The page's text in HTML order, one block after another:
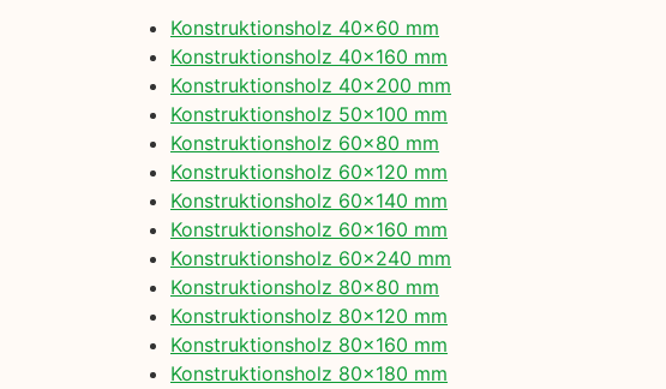
Konstruktionsholz 40×60 mm
Konstruktionsholz 40×160 mm
Konstruktionsholz 40×200 mm
Konstruktionsholz 50×100 mm
Konstruktionsholz 60×80 mm
Konstruktionsholz 60×120 mm
Konstruktionsholz 60×140 mm
Konstruktionsholz 60×160 mm
Konstruktionsholz 60×240 mm
Konstruktionsholz 80×80 mm
Konstruktionsholz 80×120 mm
Konstruktionsholz 80×160 mm
Konstruktionsholz 80×180 mm